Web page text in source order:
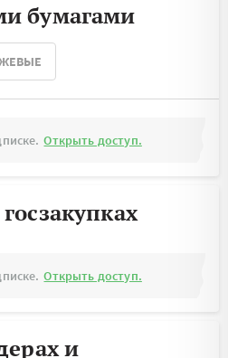
бумагами
Открыть доступ.
Открыть доступ.
и